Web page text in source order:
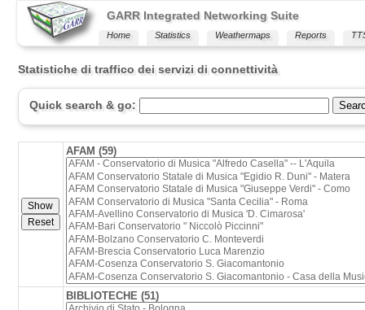
GARR Integrated Networking Suite
Home Statistics Weathermaps Reports
Statistiche di traffico dei servizi di connettività
Quick search & go:
AFAM (59)
BIBLIOTECHE (51)